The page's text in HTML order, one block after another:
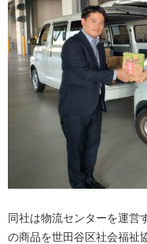
同社は物流センターを運営
の商品を世田谷区社会福祉